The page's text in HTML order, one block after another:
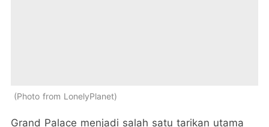
Photo from LonelyPlanet
Grand Palace menjadi salah satu tarikan utama